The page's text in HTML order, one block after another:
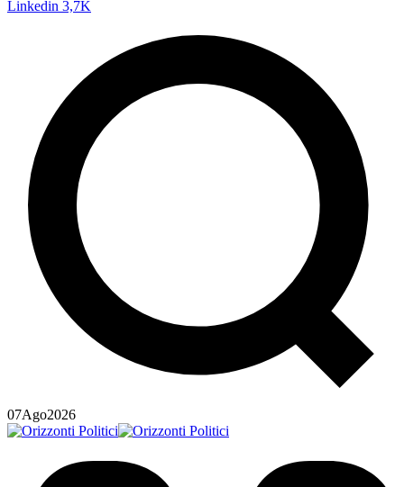
Linkedin 3,7K
07Ago2026